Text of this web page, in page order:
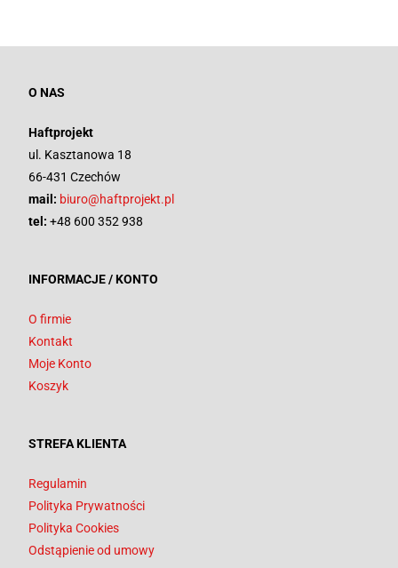
O NAS
Haftprojekt
ul. Kasztanowa 18
66-431 Czechów
mail: biuro@haftprojekt.pl
tel: +48 600 352 938
INFORMACJE / KONTO
O firmie
Kontakt
Moje Konto
Koszyk
STREFA KLIENTA
Regulamin
Polityka Prywatności
Polityka Cookies
Odstąpienie od umowy